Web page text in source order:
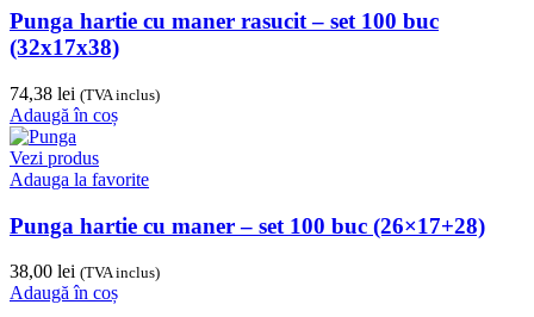
Punga hartie cu maner rasucit – set 100 buc
(32x17x38)
74,38 lei (TVA inclus)
Adaugă în coș
Vezi produs
Adauga la favorite
Punga hartie cu maner – set 100 buc (26×17+28)
38,00 lei (TVA inclus)
Adaugă în coș